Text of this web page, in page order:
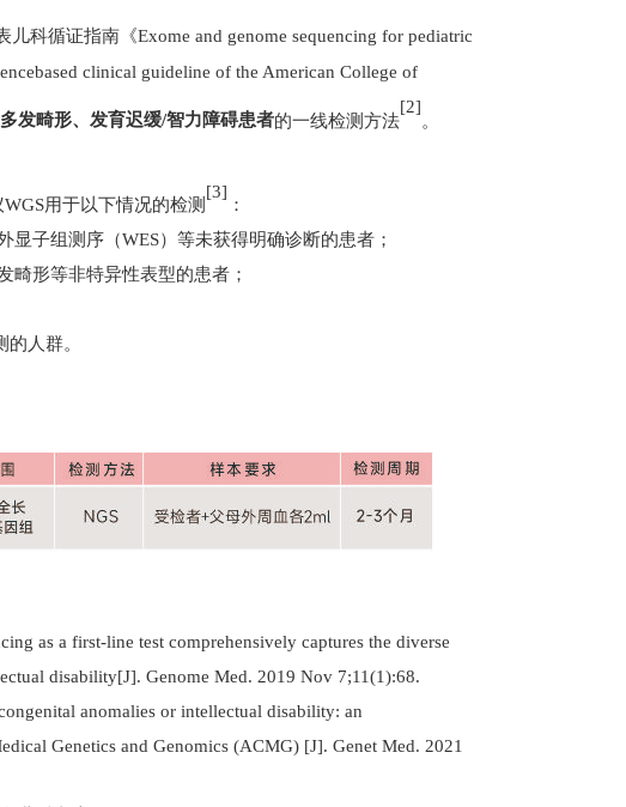
儿科循证指南《Exome and genome sequencing for pediatric
clinical guideline of the American College of
多发畸形、发育迟缓/智力障碍患者的一线检测方法
[2]
WGS用于以下情况的检测
[3]
：
显子组测序（WES）等未获得明确诊断的患者；
畸形等非特异性表型的患者；
人群。
as a first-line test comprehensively captures the diverse
disability[J]. Genome Med. 2019 Nov 7;11(1):68.
anomalies or intellectual disability: an
Genetics and Genomics (ACMG) [J]. Genet Med. 2021